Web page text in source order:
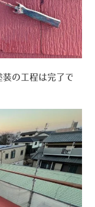
装の工程は完了で